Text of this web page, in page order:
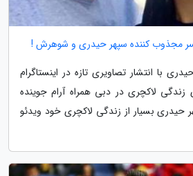
مجذوب کننده سپهر حیدری و شوهرش !
با انتشار تصاویری تازه در اینستاگرام
لاکچری در دبی همراه آرام جوینده
حیدری بسیار از زندگی لاکچری خود ویدئو